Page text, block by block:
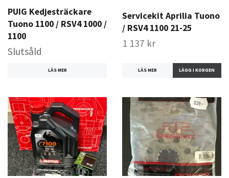
PUIG Kedjesträckare
Tuono 1100 / RSV4 1000 /
1100
Slutsåld
LÄS MER
Servicekit Aprilia Tuono
/ RSV4 1100 21-25
1 137 kr
LÄS MER